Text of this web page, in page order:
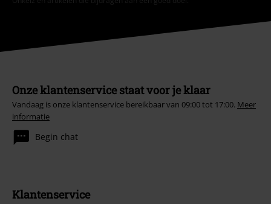
Onze klantenservice staat voor je klaar
Vandaag is onze klantenservice bereikbaar van 09:00 tot 17:00. Meer
informatie
Begin chat
Klantenservice